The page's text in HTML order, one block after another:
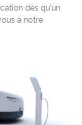
à 10:00
dès qu'un
à notre